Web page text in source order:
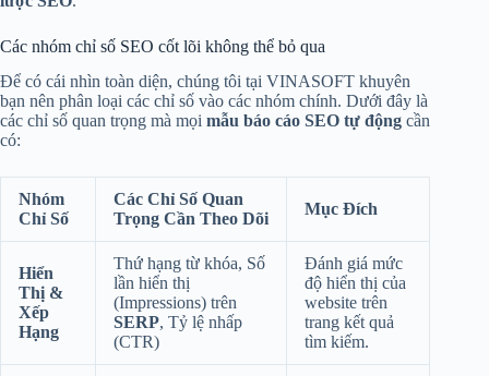
Các nhóm chỉ số SEO cốt lõi không thể bỏ qua
Để có cái nhìn toàn diện, chúng tôi tại VINASOFT khuyên
bạn nên phân loại các chỉ số vào các nhóm chính. Dưới đây là
các chỉ số quan trọng mà mọi mẫu báo cáo SEO tự động cần
có:
Nhóm
Chỉ Số
Các Chỉ Số Quan
Trọng Cần Theo Dõi
Mục Đích
Hiển
Thị &
Xếp
Hạng
Thứ hạng từ khóa, Số
lần hiển thị
(Impressions) trên
SERP, Tỷ lệ nhấp
(CTR)
Đánh giá mức
độ hiển thị của
website trên
trang kết quả
tìm kiếm.